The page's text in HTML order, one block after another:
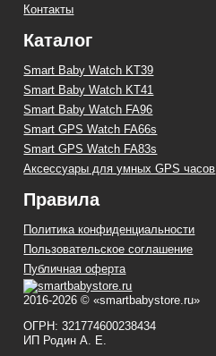
Контакты
Каталог
Smart Baby Watch KT39
Smart Baby Watch KT41
Smart Baby Watch FA96
Smart GPS Watch FA66s
Smart GPS Watch FA83s
Аксессуары для умных GPS часов
Правила
Политика конфиденциальности
Пользовательское соглашение
Публичная оферта
2016-2026 © «smartbabystore.ru»
ОГРН: 321774600238434
ИП Родин А. Е.